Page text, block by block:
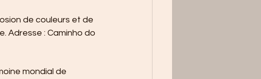
de couleurs et de
Adresse : Caminho do
mondial de